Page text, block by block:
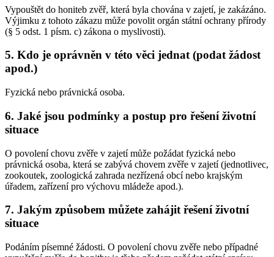
Vypouštět do honiteb zvěř, která byla chována v zajetí, je zakázáno.
Výjimku z tohoto zákazu může povolit orgán státní ochrany přírody
(§ 5 odst. 1 písm. c) zákona o myslivosti).
5. Kdo je oprávněn v této věci jednat (podat žádost
apod.)
Fyzická nebo právnická osoba.
6. Jaké jsou podmínky a postup pro řešení životní
situace
O povolení chovu zvěře v zajetí může požádat fyzická nebo
právnická osoba, která se zabývá chovem zvěře v zajetí (jednotlivec,
zookoutek, zoologická zahrada nezřízená obcí nebo krajským
úřadem, zařízení pro výchovu mládeže apod.).
7. Jakým způsobem můžete zahájit řešení životní
situace
Podáním písemné žádosti. O povolení chovu zvěře nebo případné